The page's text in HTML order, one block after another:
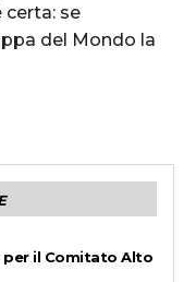
certa: se
del Mondo la
per il Comitato Alto